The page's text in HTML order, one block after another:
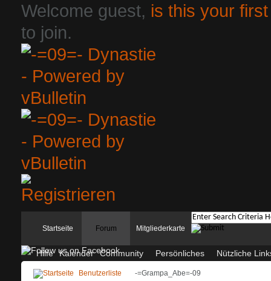
Welcome guest, is this your
to join.
Startseite Forum
Hilfe Kalender Community Persönliches Nützliche
Mitgliederkarte
Benutzerliste -=Grampa_Abe=-09